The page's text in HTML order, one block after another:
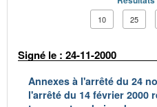
10 25
Signé le : 24-11-2000
Annexes à l'arrêté du 24
l'arrêté du 14 février 2000